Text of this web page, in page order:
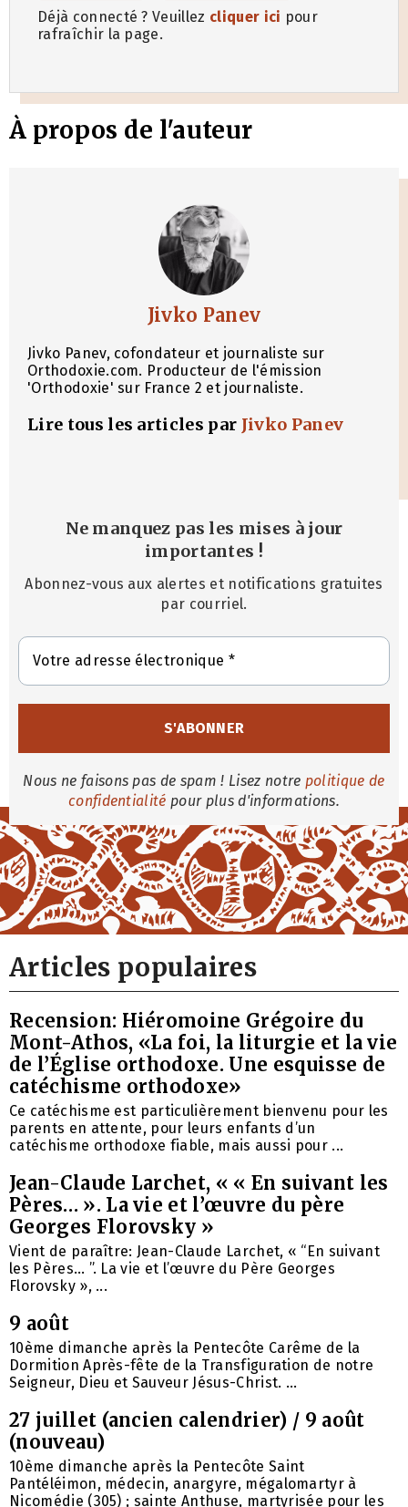
Déjà connecté ? Veuillez cliquer ici pour
rafraîchir la page.
À propos de l'auteur
Jivko Panev
Jivko Panev, cofondateur et journaliste sur
Orthodoxie.com. Producteur de l'émission
'Orthodoxie' sur France 2 et journaliste.
Lire tous les articles par Jivko Panev
Ne manquez pas les mises à jour
importantes !
Abonnez-vous aux alertes et notifications gratuites
par courriel.
Nous ne faisons pas de spam ! Lisez notre politique de
confidentialité pour plus d'informations.
Articles populaires
Recension: Hiéromoine Grégoire du
Mont-Athos, «La foi, la liturgie et la vie
de l’Église orthodoxe. Une esquisse de
catéchisme orthodoxe»
Ce catéchisme est particulièrement bienvenu pour les
parents en attente, pour leurs enfants d’un
catéchisme orthodoxe fiable, mais aussi pour ...
Jean-Claude Larchet, « « En suivant les
Pères… ». La vie et l’œuvre du père
Georges Florovsky »
Vient de paraître: Jean-Claude Larchet, « “En suivant
les Pères… ”. La vie et l’œuvre du Père Georges
Florovsky », ...
9 août
10ème dimanche après la Pentecôte Carême de la
Dormition Après-fête de la Transfiguration de notre
Seigneur, Dieu et Sauveur Jésus-Christ. ...
27 juillet (ancien calendrier) / 9 août
(nouveau)
10ème dimanche après la Pentecôte Saint
Pantéléimon, médecin, anargyre, mégalomartyr à
Nicomédie (305) ; sainte Anthuse, martyrisée pour les